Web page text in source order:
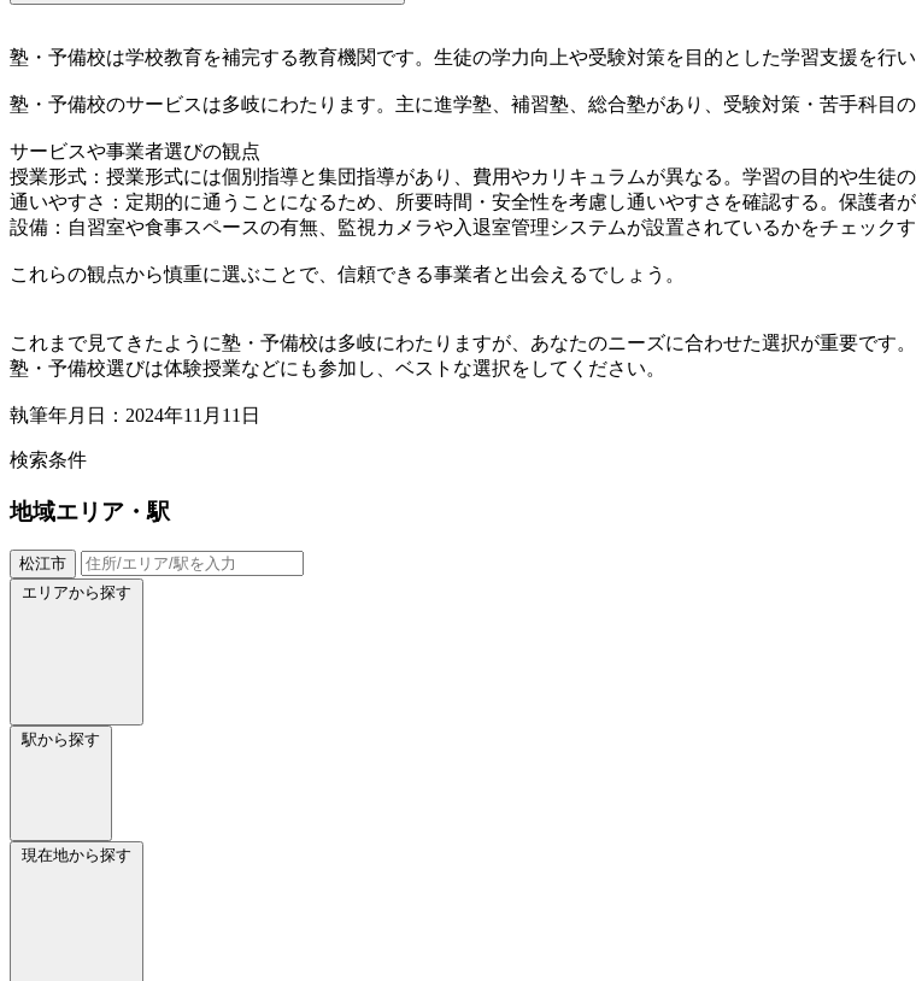
塾・予備校は学校教育を補完する教育機関です。生徒の学力向上や受験対策を目的とした学習支援を行い
塾・予備校のサービスは多岐にわたります。主に進学塾、補習塾、総合塾があり、受験対策・苦手科目
サービスや事業者選びの観点
授業形式：授業形式には個別指導と集団指導があり、費用やカリキュラムが異なる。学習の目的や生徒
通いやすさ：定期的に通うことになるため、所要時間・安全性を考慮し通いやすさを確認する。保護者
設備：自習室や食事スペースの有無、監視カメラや入退室管理システムが設置されているかをチェック
これらの観点から慎重に選ぶことで、信頼できる事業者と出会えるでしょう。
これまで見てきたように塾・予備校は多岐にわたりますが、あなたのニーズに合わせた選択が重要です。
塾・予備校選びは体験授業などにも参加し、ベストな選択をしてください。
執筆年月日：2024年11月11日
検索条件
地域エリア・駅
松江市
エリアから探す
駅から探す
現在地から探す